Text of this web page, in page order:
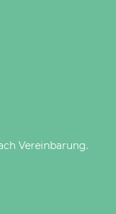
Vereinbarung.